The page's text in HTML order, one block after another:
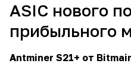
ASIC нового
прибыльного
Antminer S21+ от